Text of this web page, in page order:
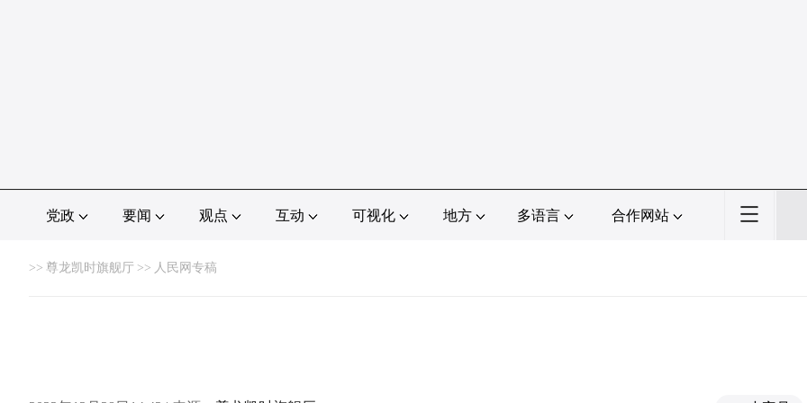
党政 要闻 观点 互动 可视化 地方 多语言 合作网站
>> 尊龙凯时旗舰厅 >> 人民网专稿